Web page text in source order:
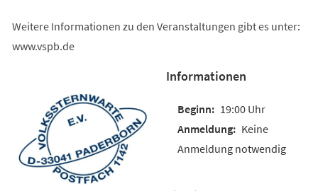
Weitere Informationen zu den Veranstaltungen gibt es unter:
www.vspb.de
Informationen
19:00 Uhr
Keine
Anmeldung notwendig